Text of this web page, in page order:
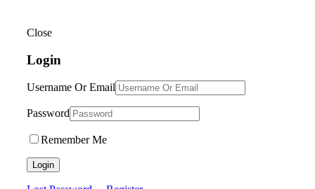
Close
Login
Username Or Email
Password
Remember Me
Login